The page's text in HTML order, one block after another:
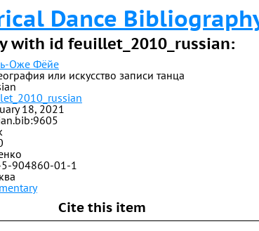
Dance
with id feuillet_2010_russian:
Оже Фёйе
или искусство записи танца
18, 2021
904860-01-1
Cite this item